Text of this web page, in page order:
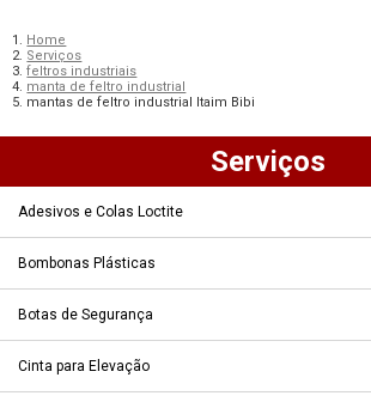
Home
Serviços
feltros industriais
manta de feltro industrial
mantas de feltro industrial Itaim Bibi
Serviços
Adesivos e Colas Loctite
Bombonas Plásticas
Botas de Segurança
Cinta para Elevação